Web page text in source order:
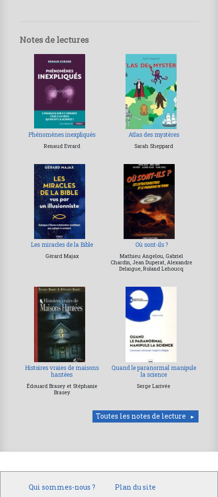
Notes de lectures
Phénomènes inexpliqués
Renaud Evrard
Atlas des mystères
Sarah Sheppard
Les miracles de la Bible
Gérard Majax
Où sont-ils ?
Mathieu Angelou, Gabriel
Chardin, Jean Duperat, Alexandre
Delaigue, Roland Lehoucq
Histoires vraies de maisons
hantées
Édouard Brasey et Stéphanie
Brasey
Quand le paranormal manipule
la science
Serge Larivée
Toutes les notes de lecture
Qui sommes-nous ? Plan du site